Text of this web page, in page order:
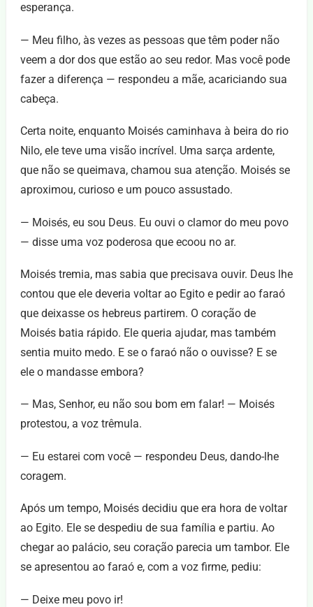
esperança.
— Meu filho, às vezes as pessoas que têm poder não
veem a dor dos que estão ao seu redor. Mas você pode
fazer a diferença — respondeu a mãe, acariciando sua
cabeça.
Certa noite, enquanto Moisés caminhava à beira do rio
Nilo, ele teve uma visão incrível. Uma sarça ardente,
que não se queimava, chamou sua atenção. Moisés se
aproximou, curioso e um pouco assustado.
— Moisés, eu sou Deus. Eu ouvi o clamor do meu povo
— disse uma voz poderosa que ecoou no ar.
Moisés tremia, mas sabia que precisava ouvir. Deus lhe
contou que ele deveria voltar ao Egito e pedir ao faraó
que deixasse os hebreus partirem. O coração de
Moisés batia rápido. Ele queria ajudar, mas também
sentia muito medo. E se o faraó não o ouvisse? E se
ele o mandasse embora?
— Mas, Senhor, eu não sou bom em falar! — Moisés
protestou, a voz trêmula.
— Eu estarei com você — respondeu Deus, dando-lhe
coragem.
Após um tempo, Moisés decidiu que era hora de voltar
ao Egito. Ele se despediu de sua família e partiu. Ao
chegar ao palácio, seu coração parecia um tambor. Ele
se apresentou ao faraó e, com a voz firme, pediu:
— Deixe meu povo ir!